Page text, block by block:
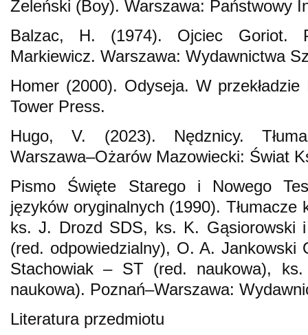
Żeleński (Boy). Warszawa: Państwowy
Balzac, H. (1974). Ojciec Goriot.
Markiewicz. Warszawa: Wydawnictwa
Homer (2000). Odyseja. W
Tower Press.
Hugo, V. (2023). Nędznicy.
Warszawa–Ożarów Mazowiecki: Świat
Pismo Święte Starego i Nowego
języków oryginalnych (1990).
ks. J. Drozd SDS, ks. K. Gąsiorowski
(red. odpowiedzialny), O. A. Jankowski
Stachowiak – ST (red. naukowa),
naukowa). Poznań–Warszawa:
Literatura przedmiotu